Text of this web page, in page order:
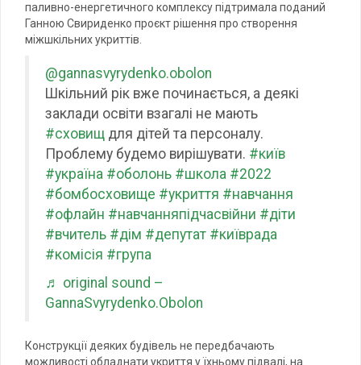
паливно-енергетичного комплексу підтримала поданий
Ганною Свириденко проєкт рішення про створення
міжшкільних укриттів.
@gannasvyrydenko.obolon
Шкільний рік вже починається, а деякі
заклади освіти взагалі не мають
#сховищ для дітей та персоналу.
Проблему будемо вирішувати. #київ
#україна #оболонь #школа #2022
#бомбосховище #укриття #навчання
#офлайн #навчанняпідчасвійни #діти
#вчитель #дім #депутат #київрада
#комісія #група
♬ original sound –
GannaSvyrydenko.Obolon
Конструкції деяких будівель не передбачають
можливості обладнати укриття у їхньому підвалі, на